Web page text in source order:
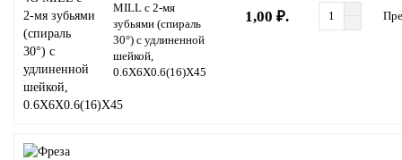
MILL с 2-мя
зубьями (спираль
30°) с удлиненной
шейкой,
0.6X6X0.6(16)X45
1,00 ₽.